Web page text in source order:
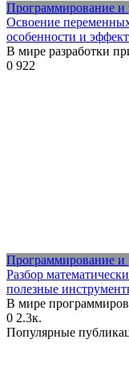
Программирование и
Освоение
особенности и
В мире разработки
0 922
Программирование и
Разбор
полезные
В мире
0 2.3к.
Популярные